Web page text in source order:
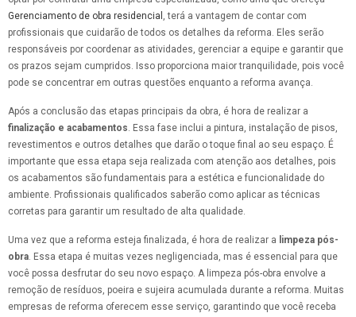
Gerenciamento de obra residencial , terá a vantagem de contar com
profissionais que cuidarão de todos os detalhes da reforma. Eles serão
responsáveis por coordenar as atividades, gerenciar a equipe e garantir que
os prazos sejam cumpridos. Isso proporciona maior tranquilidade, pois você
pode se concentrar em outras questões enquanto a reforma avança.
Após a conclusão das etapas principais da obra, é hora de realizar a
finalização e acabamentos. Essa fase inclui a pintura, instalação de pisos,
revestimentos e outros detalhes que darão o toque final ao seu espaço. É
importante que essa etapa seja realizada com atenção aos detalhes, pois
os acabamentos são fundamentais para a estética e funcionalidade do
ambiente. Profissionais qualificados saberão como aplicar as técnicas
corretas para garantir um resultado de alta qualidade.
Uma vez que a reforma esteja finalizada, é hora de realizar a limpeza pós-
obra. Essa etapa é muitas vezes negligenciada, mas é essencial para que
você possa desfrutar do seu novo espaço. A limpeza pós-obra envolve a
remoção de resíduos, poeira e sujeira acumulada durante a reforma. Muitas
empresas de reforma oferecem esse serviço, garantindo que você receba